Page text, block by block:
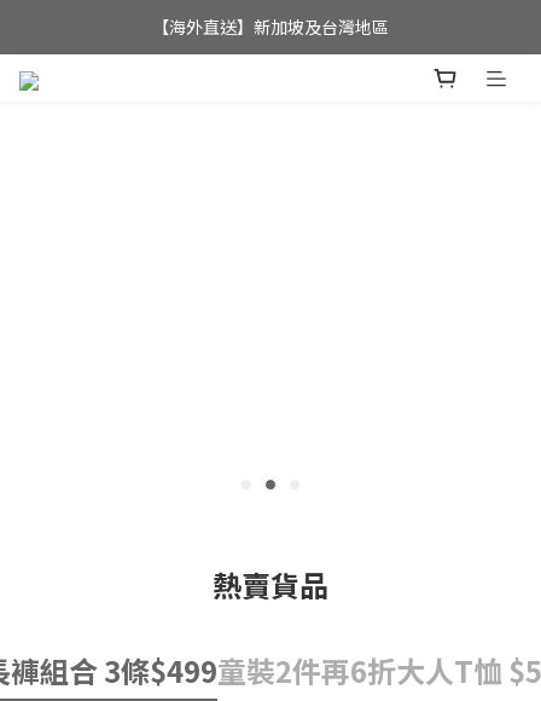
全店滿$350，即可享港澳地區免運費;
【海外直送】新加坡及台灣地區
熱賣貨品
褲組合 3條$499童裝2件再6折大人T恤